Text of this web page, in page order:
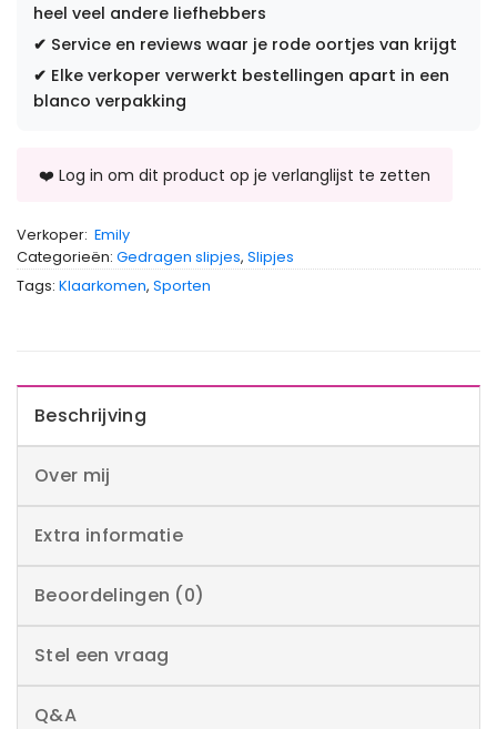
heel veel andere liefhebbers
✔ Service en reviews waar je rode oortjes van krijgt
✔ Elke verkoper verwerkt bestellingen apart in een
blanco verpakking
Verkoper: Emily
Categorieën: Gedragen slipjes, Slipjes
Tags: Klaarkomen, Sporten
Beschrijving
Over mij
Extra informatie
Beoordelingen (0)
Stel een vraag
Q&A